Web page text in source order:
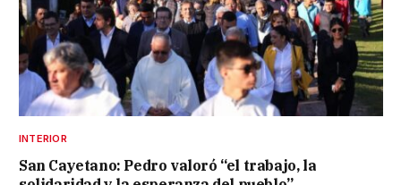
INTERIOR
San Cayetano: Pedro valoró “el trabajo, la